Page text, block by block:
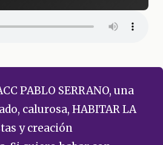
PABLO SERRANO, una
calurosa, HABITAR LA
y creación